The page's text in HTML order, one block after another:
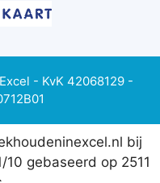
- KvK 42068129 -
bij
10 gebaseerd op 2511